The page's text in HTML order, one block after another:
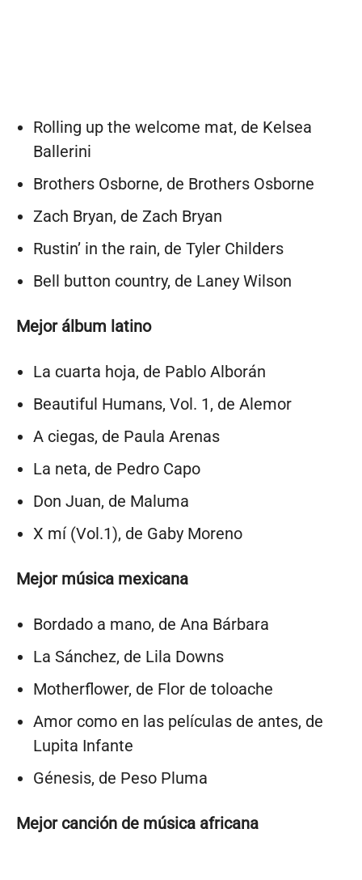
Rolling up the welcome mat, de Kelsea
Ballerini
Brothers Osborne, de Brothers Osborne
Zach Bryan, de Zach Bryan
Rustin’ in the rain, de Tyler Childers
Bell button country, de Laney Wilson
Mejor álbum latino
La cuarta hoja, de Pablo Alborán
Beautiful Humans, Vol. 1, de Alemor
A ciegas, de Paula Arenas
La neta, de Pedro Capo
Don Juan, de Maluma
X mí (Vol.1), de Gaby Moreno
Mejor música mexicana
Bordado a mano, de Ana Bárbara
La Sánchez, de Lila Downs
Motherflower, de Flor de toloache
Amor como en las películas de antes, de
Lupita Infante
Génesis, de Peso Pluma
Mejor canción de música africana